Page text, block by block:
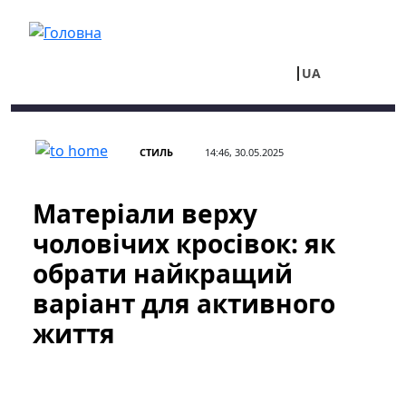
UA
СТИЛЬ 14:46, 30.05.2025
Матеріали верху
чоловічих кросівок: як
обрати найкращий
варіант для активного
життя